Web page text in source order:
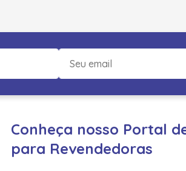
Conheça nosso Portal
para Revendedoras